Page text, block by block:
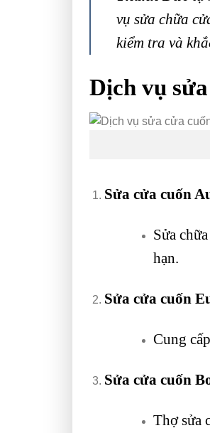
vụ sửa chữa
kiểm tra và
Dịch vụ
Sửa cửa cuốn
Sửa
hạn.
Sửa cửa cuốn
Cung
Sửa cửa cuốn
Thợ sửa